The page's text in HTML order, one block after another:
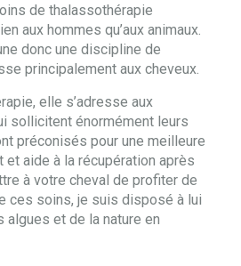
de thalassothérapie
aux hommes qu’aux animaux.
donc une discipline de
principalement aux cheveux.
elle s’adresse aux
sollicitent énormément leurs
préconisés pour une meilleure
et aide à la récupération après
à votre cheval de profiter de
ces soins, je suis disposé à lui
et de la nature en